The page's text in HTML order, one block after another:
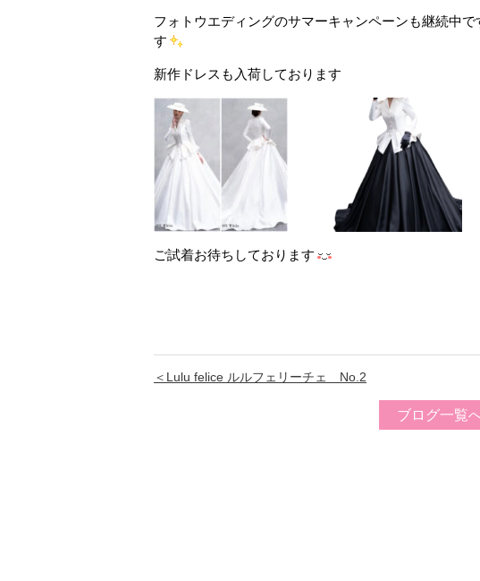
フォトウエディングのサマーキャンペーンも継続中
す
新作ドレスも入荷しております
ご試着お待ちしております
＜Lulu felice ルルフェリーチェ No.2
ブログ一覧